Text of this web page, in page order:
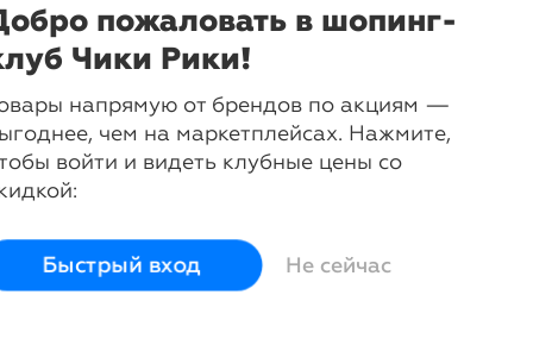
пожаловать в шопинг-
Чики Рики!
напрямую от брендов по акциям —
чем на маркетплейсах. Нажмите,
войти и видеть клубные цены со
Быстрый вход Не сейчас
премум-